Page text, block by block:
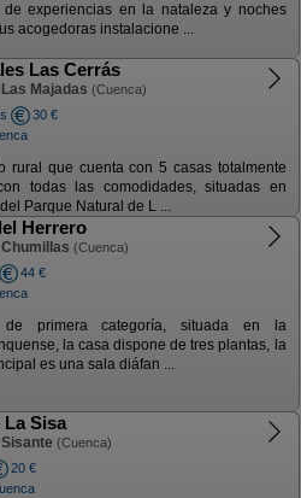
de experiencias en la nataleza y noches
acogedoras instalacione ...
Las Cerrás
Las Majadas (Cuenca)
30 €
rural que cuenta con 5 casas totalmente
todas las comodidades, situadas en
Parque Natural de L ...
Herrero
Chumillas (Cuenca)
44 €
primera categoría, situada en la
la casa dispone de tres plantas, la
es una sala diáfan ...
La Sisa
Sisante (Cuenca)
20 €